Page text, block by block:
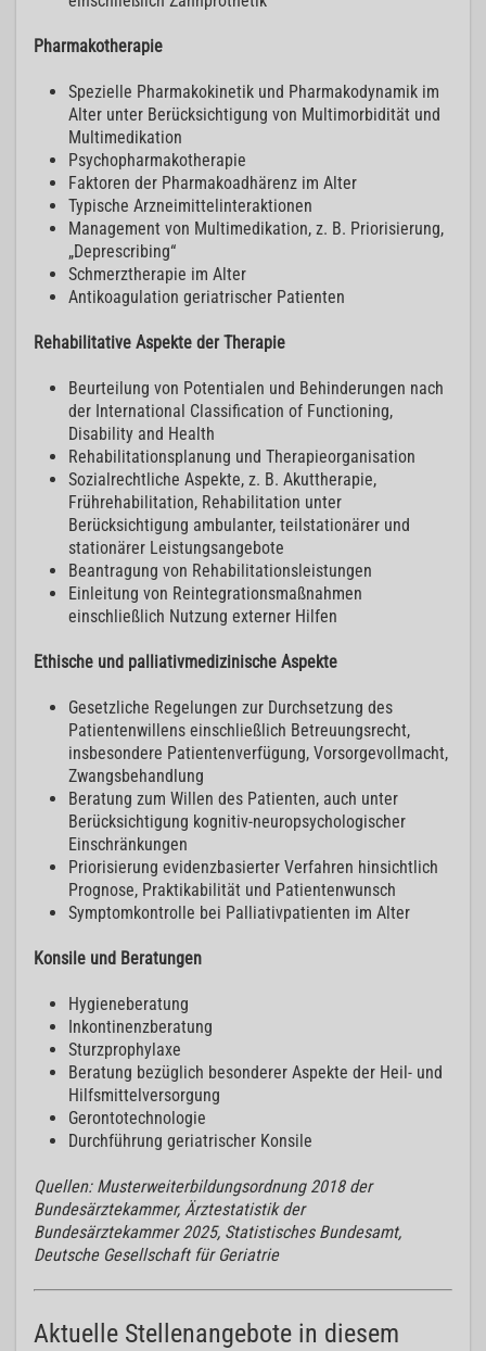
Pharmakotherapie
Spezielle Pharmakokinetik und Pharmakodynamik im
Alter unter Berücksichtigung von Multimorbidität und
Multimedikation
Psychopharmakotherapie
Faktoren der Pharmakoadhärenz im Alter
Typische Arzneimittelinteraktionen
Management von Multimedikation, z. B. Priorisierung,
„Deprescribing“
Schmerztherapie im Alter
Antikoagulation geriatrischer Patienten
Rehabilitative Aspekte der Therapie
Beurteilung von Potentialen und Behinderungen nach
der International Classification of Functioning,
Disability and Health
Rehabilitationsplanung und Therapieorganisation
Sozialrechtliche Aspekte, z. B. Akuttherapie,
Frührehabilitation, Rehabilitation unter
Berücksichtigung ambulanter, teilstationärer und
stationärer Leistungsangebote
Beantragung von Rehabilitationsleistungen
Einleitung von Reintegrationsmaßnahmen
einschließlich Nutzung externer Hilfen
Ethische und palliativmedizinische Aspekte
Gesetzliche Regelungen zur Durchsetzung des
Patientenwillens einschließlich Betreuungsrecht,
insbesondere Patientenverfügung, Vorsorgevollmacht,
Zwangsbehandlung
Beratung zum Willen des Patienten, auch unter
Berücksichtigung kognitiv-neuropsychologischer
Einschränkungen
Priorisierung evidenzbasierter Verfahren hinsichtlich
Prognose, Praktikabilität und Patientenwunsch
Symptomkontrolle bei Palliativpatienten im Alter
Konsile und Beratungen
Hygieneberatung
Inkontinenzberatung
Sturzprophylaxe
Beratung bezüglich besonderer Aspekte der Heil- und
Hilfsmittelversorgung
Gerontotechnologie
Durchführung geriatrischer Konsile
Quellen: Musterweiterbildungsordnung 2018 der
Bundesärztekammer, Ärztestatistik der
Bundesärztekammer 2025, Statistisches Bundesamt,
Deutsche Gesellschaft für Geriatrie
Aktuelle Stellenangebote in diesem